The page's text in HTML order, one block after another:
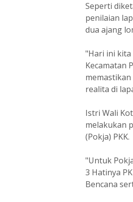
Seperti
penilaian
dua ajang
"Hari ini
Kecamatan
realita di
Istri Wali
melakukan
(Pokja) PKK.
"Untuk
3 Hatinya
Bencana